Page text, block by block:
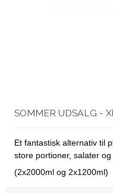
SOMMER UDSALG -
Et fantastisk alternativ til
store portioner, salater og
(2x2000ml og 2x1200ml)